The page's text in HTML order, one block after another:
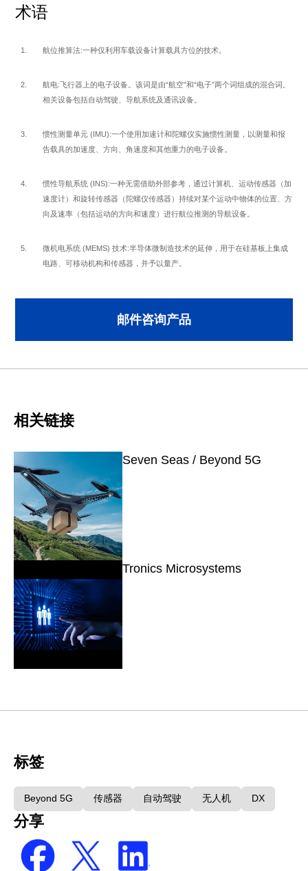
术语
航位推算法:一种仅利用车载设备计算载具方位的技术。
航电:飞行器上的电子设备。该词是由“航空”和“电子”两个词组成的混合词。
相关设备包括自动驾驶、导航系统及通讯设备。
惯性测量单元 (IMU):一个使用加速计和陀螺仪实施惯性测量，以测量和报
告载具的加速度、方向、角速度和其他重力的电子设备。
惯性导航系统 (INS):一种无需借助外部参考，通过计算机、运动传感器（加
速度计）和旋转传感器（陀螺仪传感器）持续对某个运动中物体的位置、方
向及速率（包括运动的方向和速度）进行航位推测的导航设备。
微机电系统 (MEMS) 技术:半导体微制造技术的延伸，用于在硅基板上集成
电路、可移动机构和传感器，并予以量产。
邮件咨询产品
相关链接
Seven Seas / Beyond 5G
Tronics Microsystems
标签
Beyond 5G 传感器 自动驾驶 无人机 DX
分享